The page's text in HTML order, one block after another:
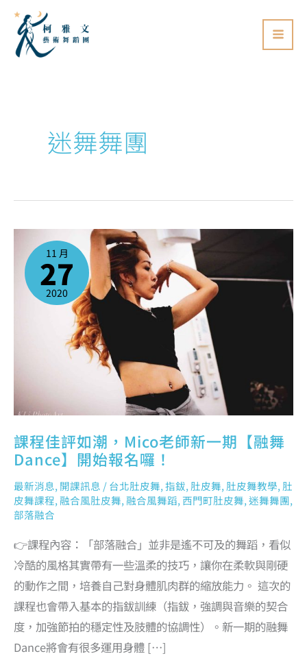
迷舞舞團
11 月
27
2020
課程佳評如潮，Mico老師新一期【融舞
Dance】開始報名囉！
最新消息,開課訊息 /台北肚皮舞,指鈸,肚皮舞,肚皮舞教學,肚
皮舞課程,融合風肚皮舞,融合風舞蹈,西門町肚皮舞,迷舞舞團,
部落融合
👉課程內容：「部落融合」並非是遙不可及的舞蹈，看似
冷酷的風格其實帶有一些溫柔的技巧，讓你在柔軟與剛硬
的動作之間，培養自己對身體肌肉群的縮放能力。 這次的
課程也會帶入基本的指鈸訓練（指鈸，強調與音樂的契合
度，加強節拍的穩定性及肢體的協調性）。新一期的融舞
Dance將會有很多運用身體 […]
課
佳
潮，
MICO
老
師
新
一
期
DANCE】